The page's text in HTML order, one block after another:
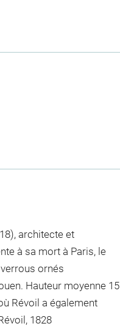
architecte et
à sa mort à Paris, le
ornés
Hauteur moyenne 15
Révoil a également
1828